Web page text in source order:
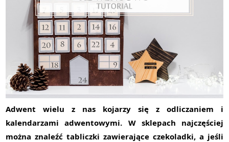
SKLEP
WSPÓŁPRACA
KONTAKT
Adwent wielu z nas kojarzy się z odliczaniem i
kalendarzami adwentowymi. W sklepach najczęściej
można znaleźć tabliczki zawierające czekoladki, a jeśli